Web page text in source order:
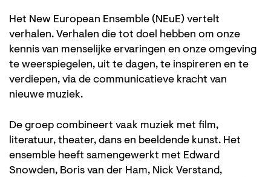
Het New European Ensemble (NEuE) vertelt
verhalen. Verhalen die tot doel hebben om onze
kennis van menselijke ervaringen en onze omgeving
te weerspiegelen, uit te dagen, te inspireren en te
verdiepen, via de communicatieve kracht van
nieuwe muziek.
De groep combineert vaak muziek met film,
literatuur, theater, dans en beeldende kunst. Het
ensemble heeft samengewerkt met Edward
Snowden, Boris van der Ham, Nick Verstand,